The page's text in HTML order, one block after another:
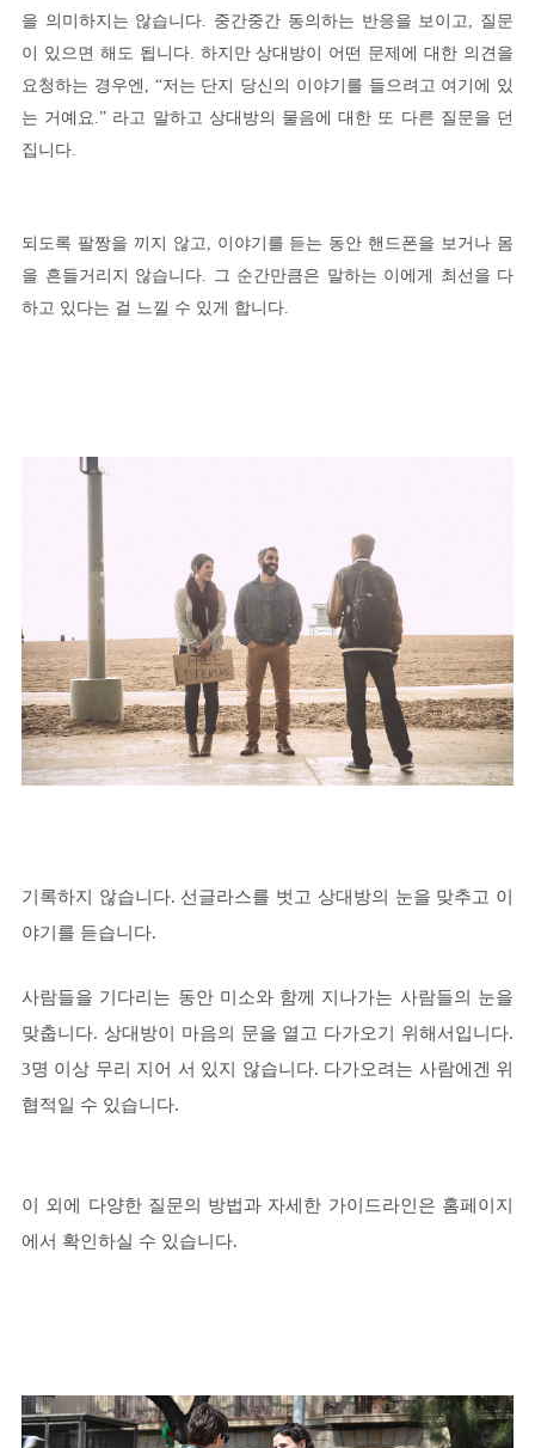
을 의미하지는 않습니다. 중간중간 동의하는 반응을 보이고, 질문
이 있으면 해도 됩니다. 하지만 상대방이 어떤 문제에 대한 의견을
요청하는 경우엔, “저는 단지 당신의 이야기를 들으려고 여기에 있
는 거예요.” 라고 말하고 상대방의 물음에 대한 또 다른 질문을 던
집니다.
되도록 팔짱을 끼지 않고, 이야기를 듣는 동안 핸드폰을 보거나 몸
을 흔들거리지 않습니다. 그 순간만큼은 말하는 이에게 최선을 다
하고 있다는 걸 느낄 수 있게 합니다.
기록하지 않습니다. 선글라스를 벗고 상대방의 눈을 맞추고 이
야기를 듣습니다.
사람들을 기다리는 동안 미소와 함께 지나가는 사람들의 눈을
맞춥니다. 상대방이 마음의 문을 열고 다가오기 위해서입니다.
3명 이상 무리 지어 서 있지 않습니다. 다가오려는 사람에겐 위
협적일 수 있습니다.
이 외에 다양한 질문의 방법과 자세한 가이드라인은 홈페이지
에서 확인하실 수 있습니다.